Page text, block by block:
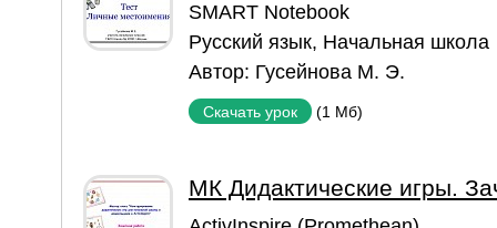
SMART Notebook
Русский язык, Начальная школа
Автор: Гусейнова М. Э.
Скачать урок (1 Мб)
МК Дидактические игры.